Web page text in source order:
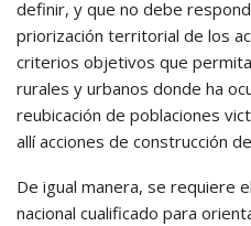
definir, y que no debe
priorización territorial de los
criterios objetivos que
rurales y urbanos donde ha
reubicación de poblaciones
allí acciones de construcción
De igual manera, se requiere
nacional cualificado para